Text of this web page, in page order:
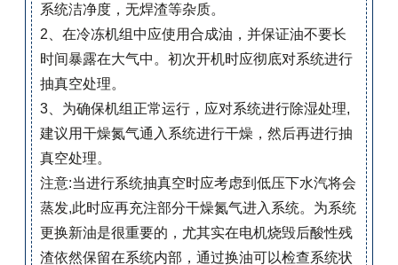
系统洁净度，无焊渣等杂质。
2、在冷冻机组中应使用合成油，并保证油不要长
时间暴露在大气中。初次开机时应彻底对系统进行
抽真空处理。
3、为确保机组正常运行，应对系统进行除湿处理,
建议用干燥氮气通入系统进行干燥，然后再进行抽
真空处理。
注意:当进行系统抽真空时应考虑到低压下水汽将会
蒸发,此时应再充注部分干燥氮气进入系统。为系统
更换新油是很重要的，尤其实在电机烧毁后酸性残
渣依然保留在系统内部，通过换油可以检查系统状